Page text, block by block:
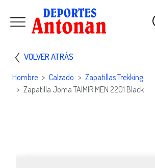
VOLVER ATRÁS
Hombre Calzado
Zapatillas Trekking
Zapatilla Joma TAIMIR MEN 2201 Black